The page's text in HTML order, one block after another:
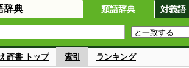
辞典 類語辞典 対義語
辞書 トップ 索引 ランキング